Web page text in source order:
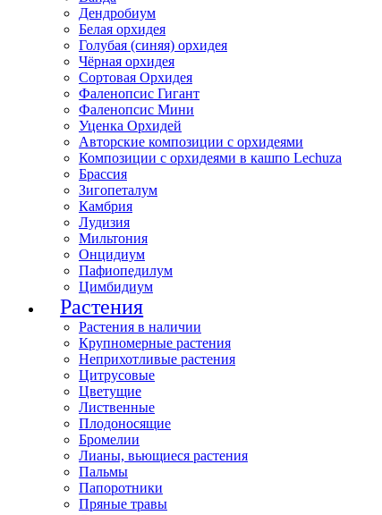
Дендробиум
Белая орхидея
Голубая (синяя) орхидея
Чёрная орхидея
Сортовая Орхидея
Фаленопсис Гигант
Фаленопсис Мини
Уценка Орхидей
Авторские композиции с орхидеями
Композиции с орхидеями в кашпо Lechuza
Брассия
Зигопеталум
Камбрия
Лудизия
Мильтония
Онцидиум
Пафиопедилум
Цимбидиум
Растения
Растения в наличии
Крупномерные растения
Неприхотливые растения
Цитрусовые
Цветущие
Лиственные
Плодоносящие
Бромелии
Лианы, вьющиеся растения
Пальмы
Папоротники
Пряные травы